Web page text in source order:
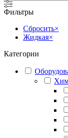
Фильтры
Сбросить×
Жидкая×
Категории